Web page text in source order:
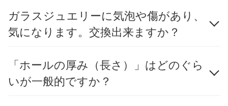
ガラスジュエリーに気泡や傷があり、
気になります。交換出来ますか？
「ホールの厚み（長さ）」はどのぐら
いが一般的ですか？